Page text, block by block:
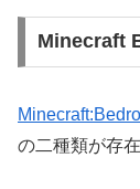
Minecraft
の二種類が存在